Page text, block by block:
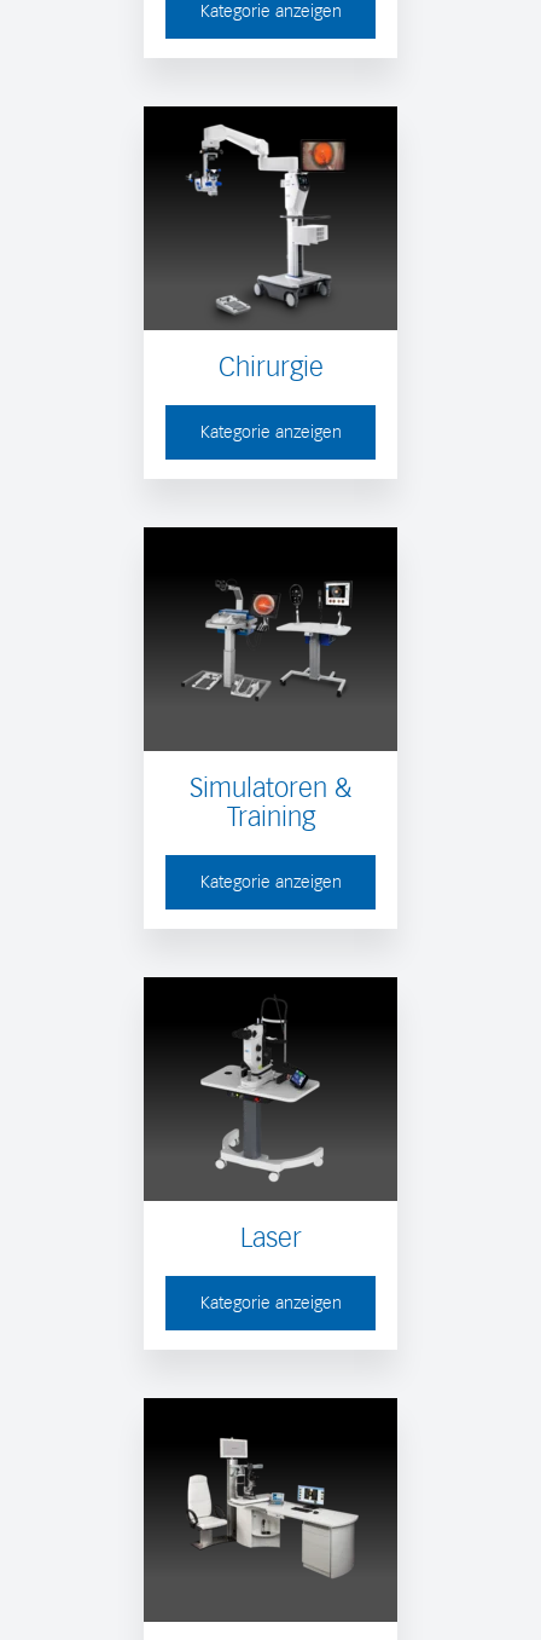
Kategorie anzeigen
Chirurgie
Kategorie anzeigen
Simulatoren &
Training
Kategorie anzeigen
Laser
Kategorie anzeigen